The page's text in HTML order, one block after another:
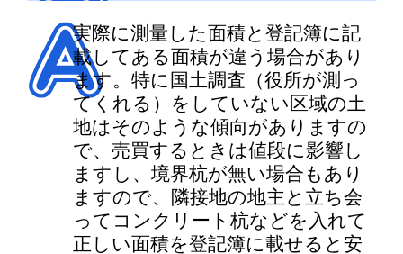
実際に測量した面積と登記簿に記
載してある面積が違う場合があり
ます。特に国土調査（役所が測っ
てくれる）をしていない区域の土
地はそのような傾向がありますの
で、売買するときは値段に影響し
ますし、境界杭が無い場合もあり
ますので、隣接地の地主と立ち会
ってコンクリート杭などを入れて
正しい面積を登記簿に載せると安